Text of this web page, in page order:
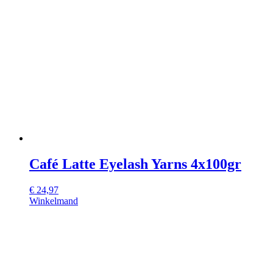
Café Latte Eyelash Yarns 4x100gr
€ 24,97
Winkelmand